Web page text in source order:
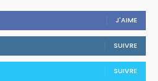
J'AIME
SUIVRE
SUIVRE